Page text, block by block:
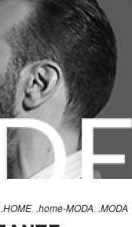
.HOME, .home-MODA .MODA